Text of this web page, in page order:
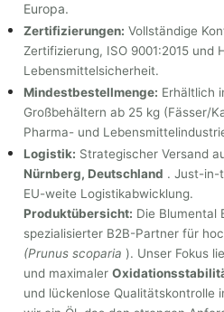
Europa.
Zertifizierungen: Vollständige
Zertifizierung, ISO 9001:2015 und
Lebensmittelsicherheit.
Mindestbestellmenge: Erhältlich
Großbehältern ab 25 kg (Fässer/
Pharma- und
Logistik: Strategischer Versand
Nürnberg, Deutschland . Just-in-
EU-weite Logistikabwicklung.
Produktübersicht: Die Blumental
spezialisierter B2B-Partner für
(Prunus scoparia ). Unser Fokus
und maximaler
und lückenlose Qualitätskontrolle